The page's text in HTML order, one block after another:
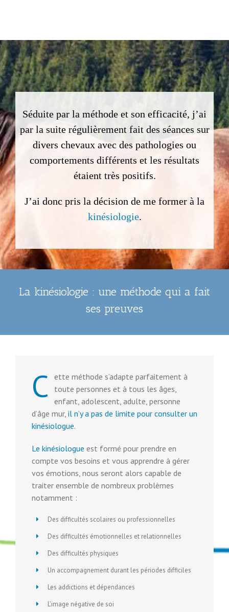
Séduite par la méthode et son efficacité, j’ai
par la suite régulièrement fait des séances sur
divers chevaux avec des pathologies ou
comportements différents et les résultats
étaient très positifs.
J’ai donc pris la décision de me former à la
kinésiologie.
La kinésiologie : une méthode qui a fait
ses preuves
C ette méthode s’adapte parfaitement à
toute personnes et à tous les âges,
enfant, adolescent, adulte, personne
d’âge mur, il n’y a pas de limite pour consulter un
kinésiologue.
Le kinésiologue est formé pour prendre en
compte vos besoins et vous apprendre à gérer
vos émotions, nous seront alors capable de
traiter ensemble de nombreux problèmes
notamment :
Des difficultés scolaires ou professionnelles
Des difficultés émotionnelles et relationnelles
Des difficultés physiques
Un accompagnement durant les périodes difficiles
Les addictions et dépendances
L’image négative de soi